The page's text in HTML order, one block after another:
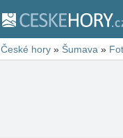
České hory » Šumava »